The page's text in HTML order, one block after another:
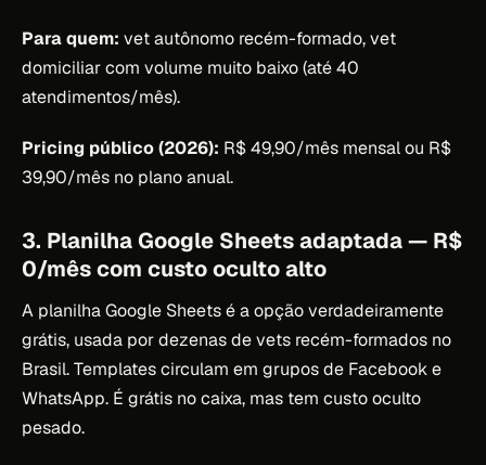
Para quem: vet autônomo recém-formado, vet
domiciliar com volume muito baixo (até 40
atendimentos/mês).
Pricing público (2026): R$ 49,90/mês mensal ou R$
39,90/mês no plano anual.
3. Planilha Google Sheets adaptada — R$
0/mês com custo oculto alto
A planilha Google Sheets é a opção verdadeiramente
grátis, usada por dezenas de vets recém-formados no
Brasil. Templates circulam em grupos de Facebook e
WhatsApp. É grátis no caixa, mas tem custo oculto
pesado.